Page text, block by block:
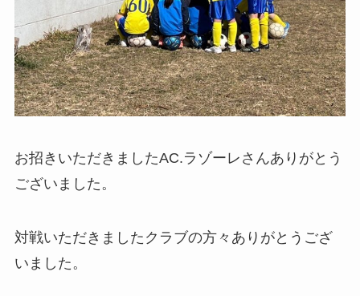
お招きいただきましたAC.ラゾーレさんありがとう
ございました。
対戦いただきましたクラブの方々ありがとうござ
いました。